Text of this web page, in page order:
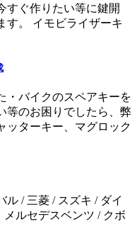
すぐ作りたい等に鍵開
す。 イモビライザーキ
・バイクのスペアキーを
等のお困りでしたら、弊
ッターキー、マグロック
ル / 三菱 / スズキ / ダイ
ルセデスベンツ / クボ